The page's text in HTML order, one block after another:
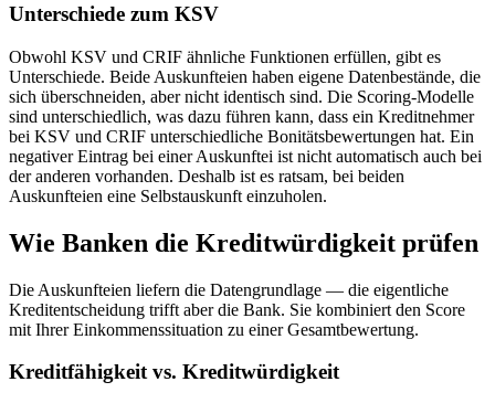
Unterschiede zum KSV
Obwohl KSV und CRIF ähnliche Funktionen erfüllen, gibt es
Unterschiede. Beide Auskunfteien haben eigene Datenbestände, die
sich überschneiden, aber nicht identisch sind. Die Scoring-Modelle
sind unterschiedlich, was dazu führen kann, dass ein Kreditnehmer
bei KSV und CRIF unterschiedliche Bonitätsbewertungen hat. Ein
negativer Eintrag bei einer Auskunftei ist nicht automatisch auch bei
der anderen vorhanden. Deshalb ist es ratsam, bei beiden
Auskunfteien eine Selbstauskunft einzuholen.
Wie Banken die Kreditwürdigkeit prüfen
Die Auskunfteien liefern die Datengrundlage — die eigentliche
Kreditentscheidung trifft aber die Bank. Sie kombiniert den Score
mit Ihrer Einkommenssituation zu einer Gesamtbewertung.
Kreditfähigkeit vs. Kreditwürdigkeit